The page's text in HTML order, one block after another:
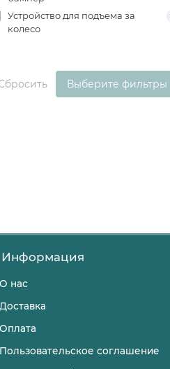
Устройство для подъема за
колесо
Выберите фильтры
Информация
О нас
Доставка
Оплата
Пользовательское соглашение